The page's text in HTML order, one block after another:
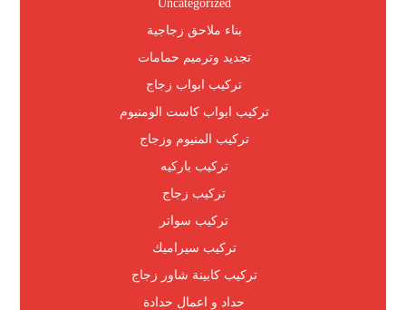
Uncategorized
بناء ملاحق زجاجية
تجديد وترميم حمامات
تركيب ابواب زجاج
تركيب ابواب كاست الومنيوم
تركيب المنيوم وزجاج
تركيب باركيه
تركيب زجاج
تركيب سواتر
تركيب سيراميك
تركيب كابينة شاور زجاج
حداد و اعمال حدادة